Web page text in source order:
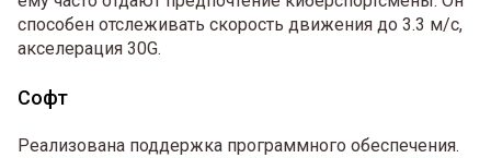
способен отслеживать скорость движения до 3.3 м/с,
акселерация 30G.
Софт
Реализована поддержка программного обеспечения.